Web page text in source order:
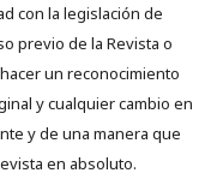
con la legislación de
previo de la Revista o
un reconocimiento
y cualquier cambio en
y de una manera que
en absoluto.